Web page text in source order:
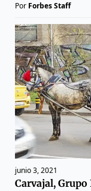
Por Forbes Staff
junio 3, 2021
Carvajal,